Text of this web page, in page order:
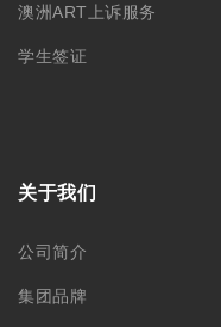
澳洲ART上诉服务
学生签证
关于我们
公司简介
集团品牌